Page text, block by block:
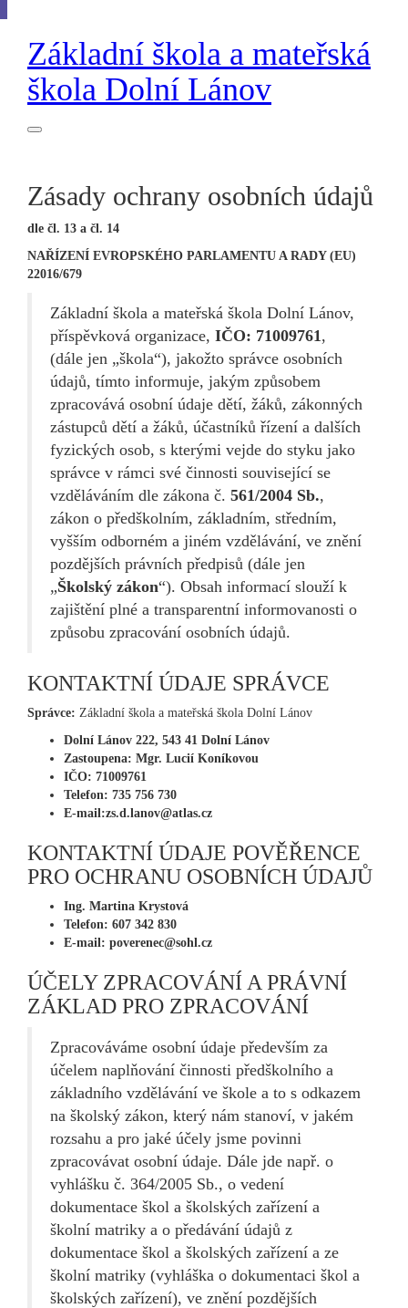
Základní škola a mateřská
škola Dolní Lánov
Zásady ochrany osobních údajů
dle čl. 13 a čl. 14
NAŘÍZENÍ EVROPSKÉHO PARLAMENTU A RADY (EU)
22016/679
Základní škola a mateřská škola Dolní Lánov,
příspěvková organizace, IČO: 71009761,
(dále jen „škola“), jakožto správce osobních
údajů, tímto informuje, jakým způsobem
zpracovává osobní údaje dětí, žáků, zákonných
zástupců dětí a žáků, účastníků řízení a dalších
fyzických osob, s kterými vejde do styku jako
správce v rámci své činnosti související se
vzděláváním dle zákona č. 561/2004 Sb.,
zákon o předškolním, základním, středním,
vyšším odborném a jiném vzdělávání, ve znění
pozdějších právních předpisů (dále jen
„Školský zákon“). Obsah informací slouží k
zajištění plné a transparentní informovanosti o
způsobu zpracování osobních údajů.
KONTAKTNÍ ÚDAJE SPRÁVCE
Správce: Základní škola a mateřská škola Dolní Lánov
Dolní Lánov 222, 543 41 Dolní Lánov
Zastoupena: Mgr. Lucií Koníkovou
IČO: 71009761
Telefon: 735 756 730
E-mail:zs.d.lanov@atlas.cz
KONTAKTNÍ ÚDAJE POVĚŘENCE
PRO OCHRANU OSOBNÍCH ÚDAJŮ
Ing. Martina Krystová
Telefon: 607 342 830
E-mail: poverenec@sohl.cz
ÚČELY ZPRACOVÁNÍ A PRÁVNÍ
ZÁKLAD PRO ZPRACOVÁNÍ
Zpracováváme osobní údaje především za
účelem naplňování činnosti předškolního a
základního vzdělávání ve škole a to s odkazem
na školský zákon, který nám stanoví, v jakém
rozsahu a pro jaké účely jsme povinni
zpracovávat osobní údaje. Dále jde např. o
vyhlášku č. 364/2005 Sb., o vedení
dokumentace škol a školských zařízení a
školní matriky a o předávání údajů z
dokumentace škol a školských zařízení a ze
školní matriky (vyhláška o dokumentaci škol a
školských zařízení), ve znění pozdějších